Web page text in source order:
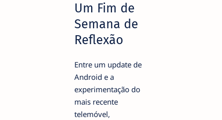
Um Fim de
Semana de
Reflexão
Entre um update de
Android e a
experimentação do
mais recente
telemóvel,